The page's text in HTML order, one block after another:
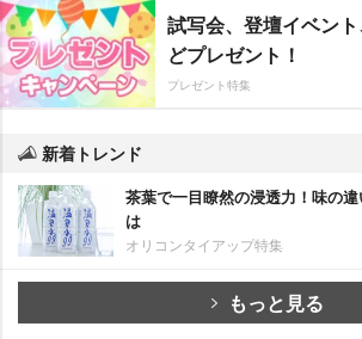
試写会、登壇イベン
どプレゼント！
プレゼント特集
新着トレンド
茶葉で一目瞭然の浸透力！味の
は
オリコンタイアップ特集
もっと見る